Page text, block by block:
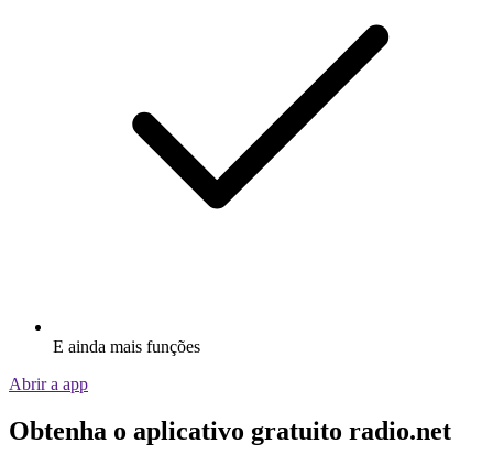
E ainda mais funções
Abrir a app
Obtenha o aplicativo gratuito radio.net